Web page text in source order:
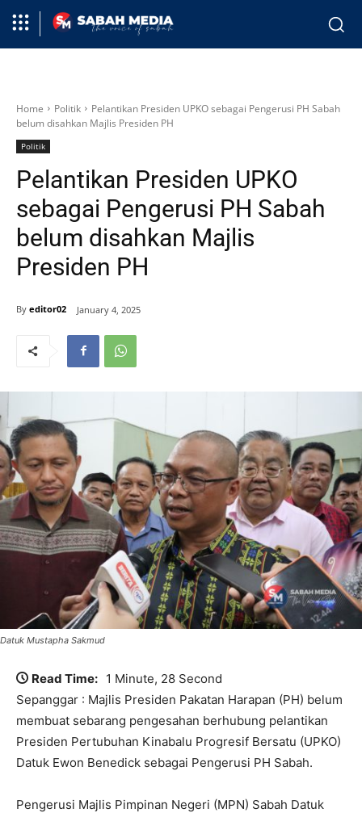
Home Politik
Pelantikan Presiden UPKO sebagai Pengerusi PH Sabah
belum disahkan Majlis Presiden PH
Politik
Pelantikan Presiden UPKO
sebagai Pengerusi PH Sabah
belum disahkan Majlis
Presiden PH
By editor02 January 4, 2025
Datuk Mustapha Sakmud
Read Time: 1 Minute, 28 Second
Sepanggar : Majlis Presiden Pakatan Harapan (PH) belum
membuat sebarang pengesahan berhubung pelantikan
Presiden Pertubuhan Kinabalu Progresif Bersatu (UPKO)
Datuk Ewon Benedick sebagai Pengerusi PH Sabah.
Pengerusi Majlis Pimpinan Negeri (MPN) Sabah Datuk